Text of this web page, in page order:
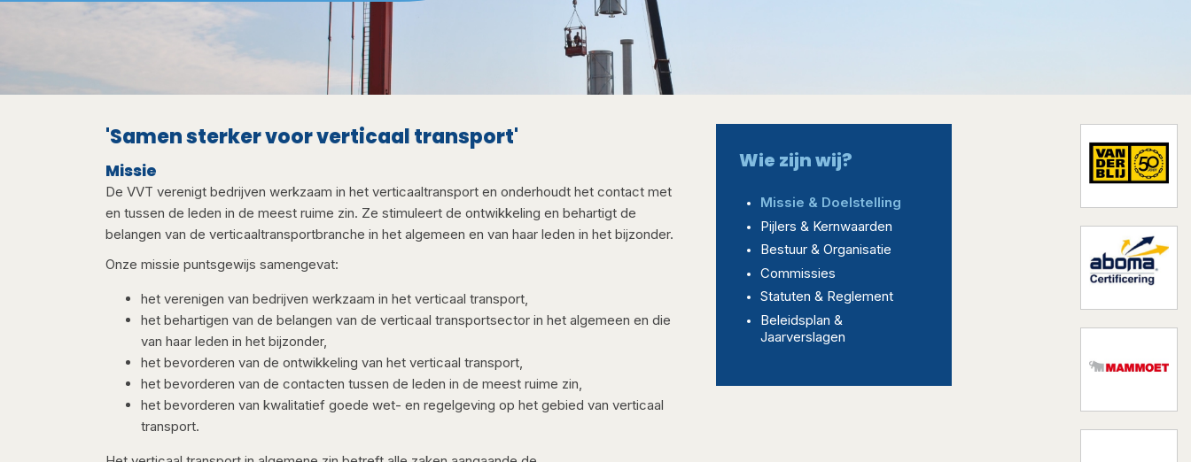
​'​Samen sterker voor verticaal transport'
Miss​​ie
De VVT verenigt bedrijven werkzaam in het verticaaltransport en onderhoudt het contact met
en tussen de leden in de meest ruime zin. Ze stimuleert de ontwikkeling en behartigt de
belangen van de verticaaltransportbranche in het algemeen en van haar leden in het bijzonder.
Onze missie puntsgewijs samengevat:
het verenigen van bedrijven werkzaam in het verticaal transport,
het behartigen van de belangen van de verticaal transportsector in het algemeen en die
van haar leden in het bijzonder,
het bevorderen van de ontwikkeling van het verticaal transport,
het bevorderen van de contacten tussen de leden in de meest ruime zin,
het bevorderen van kwalitatief goede wet- en regelgeving op ​​het gebied van verticaal
transport​.
Wie zijn wij?
Missie & Doelstelling
Pijlers & Kernwaarden
Bestuur & Organisatie
Commissies
Statuten & Reglement
Beleidsplan &
Jaarverslagen